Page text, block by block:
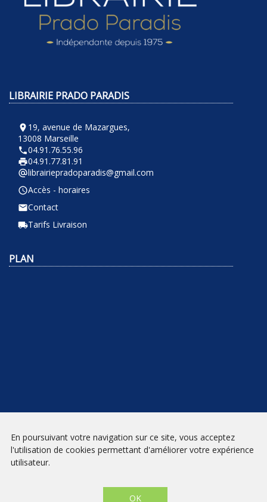
LIBRAIRIE PRADO PARADIS
room 19, avenue de Mazargues,
13008 Marseille
phone04.91.76.55.96
local_printshop04.91.77.81.91
alternate_emaillibrairiepradoparadis@gmail.com
query_builderAccès - horaires
emailContact
local_shippingTarifs Livraison
PLAN
INSCRIPTION
Conditions générales de vente
Paradis - Marseille © 2026 - Site créé par
En poursuivant votre navigation sur ce site, vous acceptez
l'utilisation de cookies permettant d'améliorer votre expérience
utilisateur.
OK